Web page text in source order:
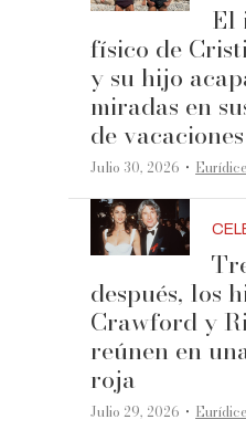
El
físico de
y su hijo
miradas en
de vacaciones
Julio 30, 2026 ·
después, los
Crawford y
reúnen en
roja
Julio 29, 2026 ·